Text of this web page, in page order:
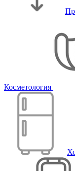
Косметология